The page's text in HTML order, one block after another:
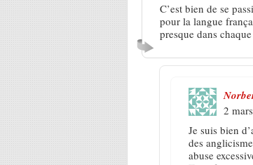
C’est bien de se
pour la langue
presque dans
2
Je suis bien
des
abuse